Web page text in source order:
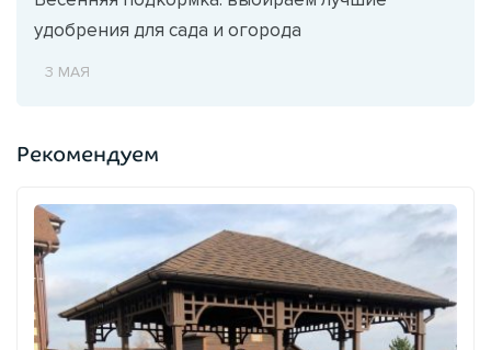
удобрения для сада и огорода
3 МАЯ
Рекомендуем